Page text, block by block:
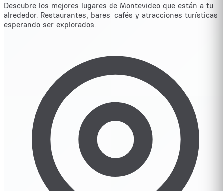
Descubre los mejores lugares de Montevideo que están a tu
alrededor. Restaurantes, bares, cafés y atracciones turísticas
esperando ser explorados.